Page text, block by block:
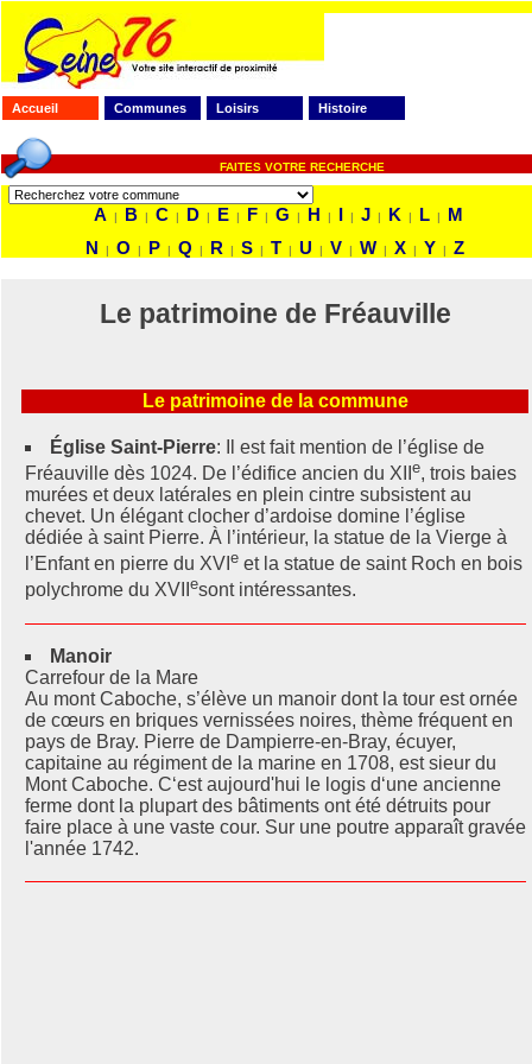
Accueil Communes Loisirs Histoire
FAITES VOTRE RECHERCHE
A | B | C | D | E | F | G | H | I | J | K | L |
M
N
| O | P | Q | R | S | T | U | V | W | X | Y | Z
Le patrimoine de Fréauville
Le patrimoine de la commune
Église Saint-Pierre: Il est fait mention de l’église de
Fréauville dès 1024. De l’édifice ancien du XII e, trois baies
murées et deux latérales en plein cintre subsistent au
chevet. Un élégant clocher d’ardoise domine l’église
dédiée à saint Pierre. À l’intérieur, la statue de la Vierge à
l’Enfant en pierre du XVI eet la statue de saint Roch en bois
polychrome du XVII esont intéressantes.
Manoir
Carrefour de la Mare
Au mont Caboche, s’élève un manoir dont la tour est ornée
de cœurs en briques vernissées noires, thème fréquent en
pays de Bray. Pierre de Dampierre-en-Bray, écuyer,
capitaine au régiment de la marine en 1708, est sieur du
Mont Caboche. C‘est aujourd'hui le logis d‘une ancienne
ferme dont la plupart des bâtiments ont été détruits pour
faire place à une vaste cour. Sur une poutre apparaît gravée
l'année 1742.